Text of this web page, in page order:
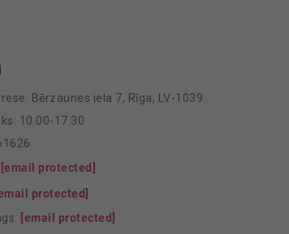
Bērzaunes iela 7, Rīga, LV-1039
10.00-17.30
[email protected]
protected]
[email protected]